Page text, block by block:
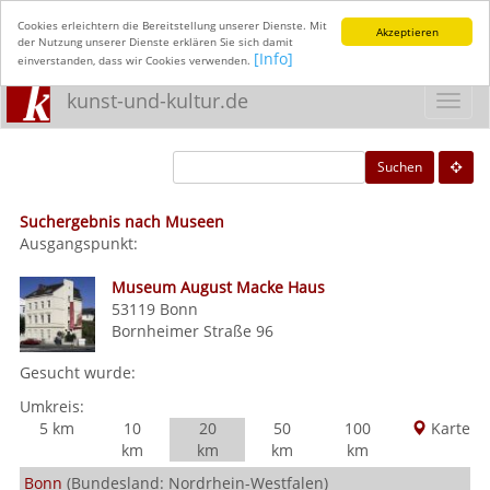
Akzeptieren
Cookies erleichtern die Bereitstellung unserer Dienste. Mit
der Nutzung unserer Dienste erklären Sie sich damit
einverstanden, dass wir Cookies verwenden. [Info]
kunst-und-kultur.de
Suchen
Suchergebnis nach Museen
Ausgangspunkt:
Museum August Macke Haus
53119 Bonn
Bornheimer Straße 96
Gesucht wurde:
Umkreis:
5 km
10
km
20
km
50
km
100
km
Karte
Bonn (Bundesland: Nordrhein-Westfalen)